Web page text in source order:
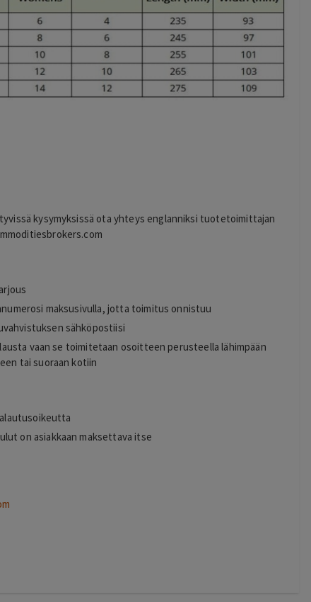
kysymyksissä ota yhteys englanniksi tuotetoimittajan
maksusivulla, jotta toimitus onnistuu
sähköpostiisi
vaan se toimitetaan osoitteen perusteella lähimpään
tai suoraan kotiin
on asiakkaan maksettava itse